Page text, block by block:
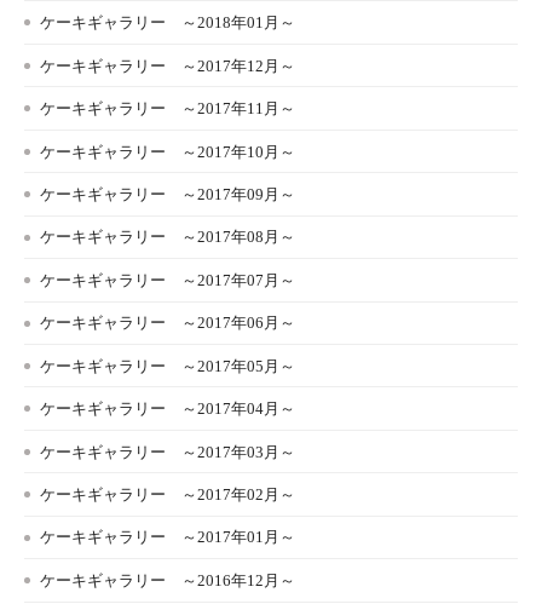
ケーキギャラリー ～2018年01月～
ケーキギャラリー ～2017年12月～
ケーキギャラリー ～2017年11月～
ケーキギャラリー ～2017年10月～
ケーキギャラリー ～2017年09月～
ケーキギャラリー ～2017年08月～
ケーキギャラリー ～2017年07月～
ケーキギャラリー ～2017年06月～
ケーキギャラリー ～2017年05月～
ケーキギャラリー ～2017年04月～
ケーキギャラリー ～2017年03月～
ケーキギャラリー ～2017年02月～
ケーキギャラリー ～2017年01月～
ケーキギャラリー ～2016年12月～